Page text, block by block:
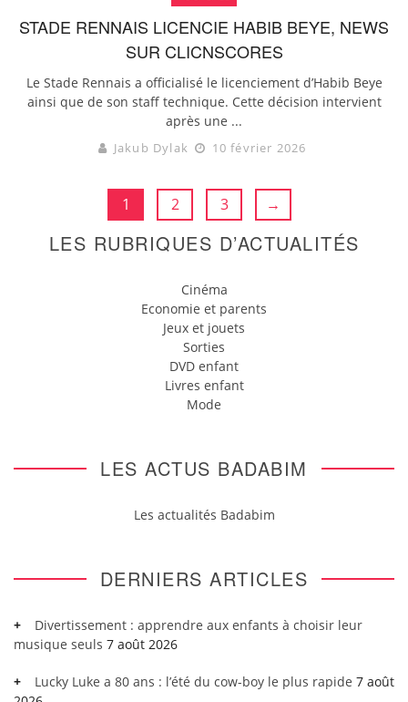
STADE RENNAIS LICENCIE HABIB BEYE, NEWS
SUR CLICNSCORES
Le Stade Rennais a officialisé le licenciement d’Habib Beye
ainsi que de son staff technique. Cette décision intervient
après une ...
Jakub Dylak 10 février 2026
1 2 3 →
LES RUBRIQUES D’ACTUALITÉS
Cinéma
Economie et parents
Jeux et jouets
Sorties
DVD enfant
Livres enfant
Mode
LES ACTUS BADABIM
Les actualités Badabim
DERNIERS ARTICLES
Divertissement : apprendre aux enfants à choisir leur
musique seuls 7 août 2026
Lucky Luke a 80 ans : l’été du cow-boy le plus rapide 7 août